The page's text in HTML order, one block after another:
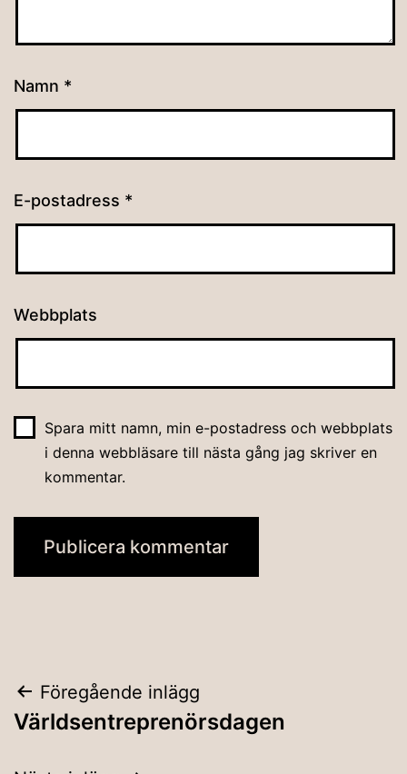
Namn *
E-postadress *
Webbplats
Spara mitt namn, min e-postadress och webbplats
i denna webbläsare till nästa gång jag skriver en
kommentar.
Inläggsnavigering
Föregående inlägg
Världsentreprenörsdagen